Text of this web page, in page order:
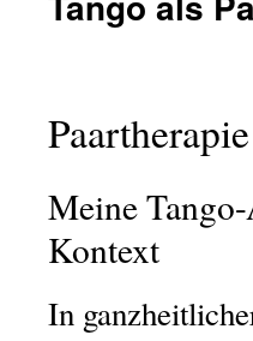
Meine
Kontext
In